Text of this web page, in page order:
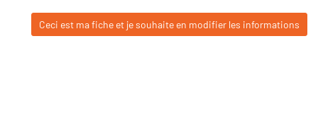
Ceci est ma fiche et je souhaite en modifier les informations